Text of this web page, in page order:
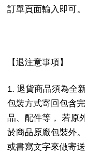
訂單頁面輸入即可。
【退注意事項】
1. 退貨商品須為全
包裝方式寄回包含
品、配件等， 若原
於商品原廠包裝外
或書寫文字來做寄送